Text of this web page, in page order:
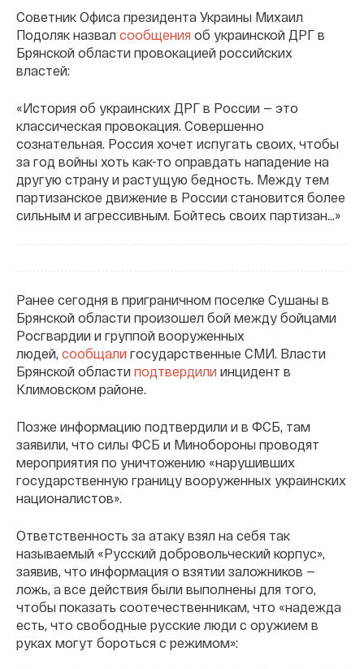
Советник Офиса президента Украины Михаил
Подоляк назвал сообщения об украинской ДРГ в
Брянской области провокацией российских
властей:
«История об украинских ДРГ в России — это
классическая провокация. Совершенно
сознательная. Россия хочет испугать своих, чтобы
за год войны хоть как-то оправдать нападение на
другую страну и растущую бедность. Между тем
партизанское движение в России становится более
сильным и агрессивным. Бойтесь своих партизан…»
Ранее сегодня в приграничном поселке Сушаны в
Брянской области произошел бой между бойцами
Росгвардии и группой вооруженных
людей, сообщали государственные СМИ. Власти
Брянской области подтвердили инцидент в
Климовском районе.
Позже информацию подтвердили и в ФСБ, там
заявили, что силы ФСБ и Минобороны проводят
мероприятия по уничтожению «нарушивших
государственную границу вооруженных украинских
националистов».
Ответственность за атаку взял на себя так
называемый «Русский добровольческий корпус»,
заявив, что информация о взятии заложников —
ложь, а все действия были выполнены для того,
чтобы показать соотечественникам, что «надежда
есть, что свободные русские люди с оружием в
руках могут бороться с режимом»: